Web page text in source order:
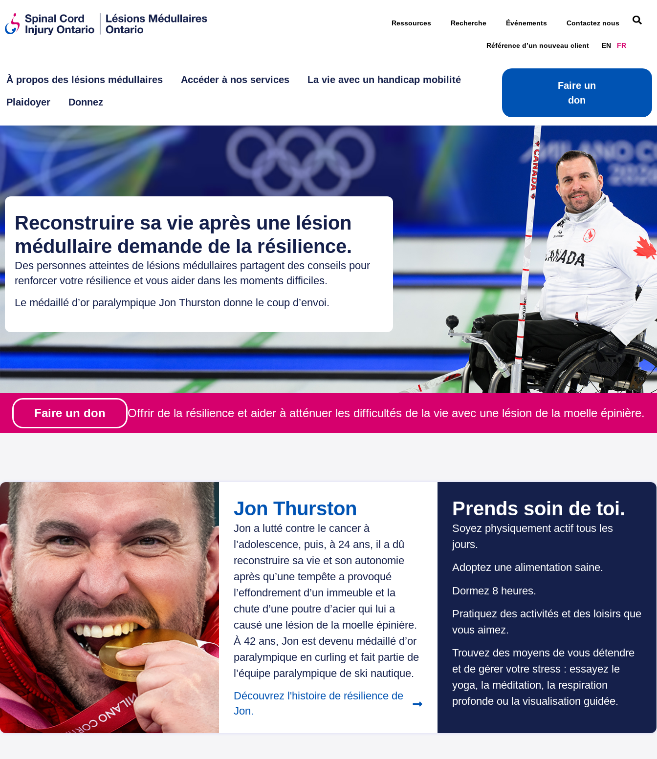
Ressources Recherche Événements Contactez nous
Référence d’un nouveau client EN FR
À propos des lésions médullaires Accéder à nos services La vie avec un handicap mobilité
Plaidoyer Donnez
Faire un
don
Faire un don
Reconstruire sa vie après une lésion
médullaire demande de la résilience.
Des personnes atteintes de lésions médullaires partagent des conseils pour
renforcer votre résilience et vous aider dans les moments difficiles.
Le médaillé d’or paralympique Jon Thurston donne le coup d’envoi.
Faire un don Offrir de la résilience et aider à atténuer les difficultés de la vie avec une lésion de la moelle épinière.
Jon Thurston
Jon a lutté contre le cancer à
l’adolescence, puis, à 24 ans, il a dû
reconstruire sa vie et son autonomie
après qu’une tempête a provoqué
l’effondrement d’un immeuble et la
chute d’une poutre d’acier qui lui a
causé une lésion de la moelle épinière.
À 42 ans, Jon est devenu médaillé d’or
paralympique en curling et fait partie de
l’équipe paralympique de ski nautique.
Découvrez l'histoire de résilience de
Jon.
Prends soin de toi.
Soyez physiquement actif tous les
jours.
Adoptez une alimentation saine.
Dormez 8 heures.
Pratiquez des activités et des loisirs que
vous aimez.
Trouvez des moyens de vous détendre
et de gérer votre stress : essayez le
yoga, la méditation, la respiration
profonde ou la visualisation guidée.